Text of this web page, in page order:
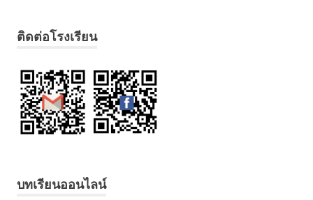
ติดต่อโรงเรียน
บทเรียนออนไลน์